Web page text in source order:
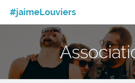
#jaimeLouviers